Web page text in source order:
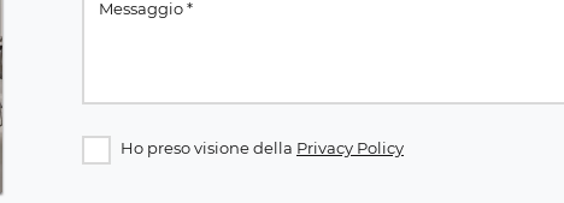
Ho preso visione della Privacy Policy